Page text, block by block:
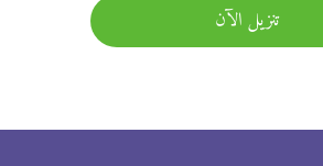
تنزيل الآن